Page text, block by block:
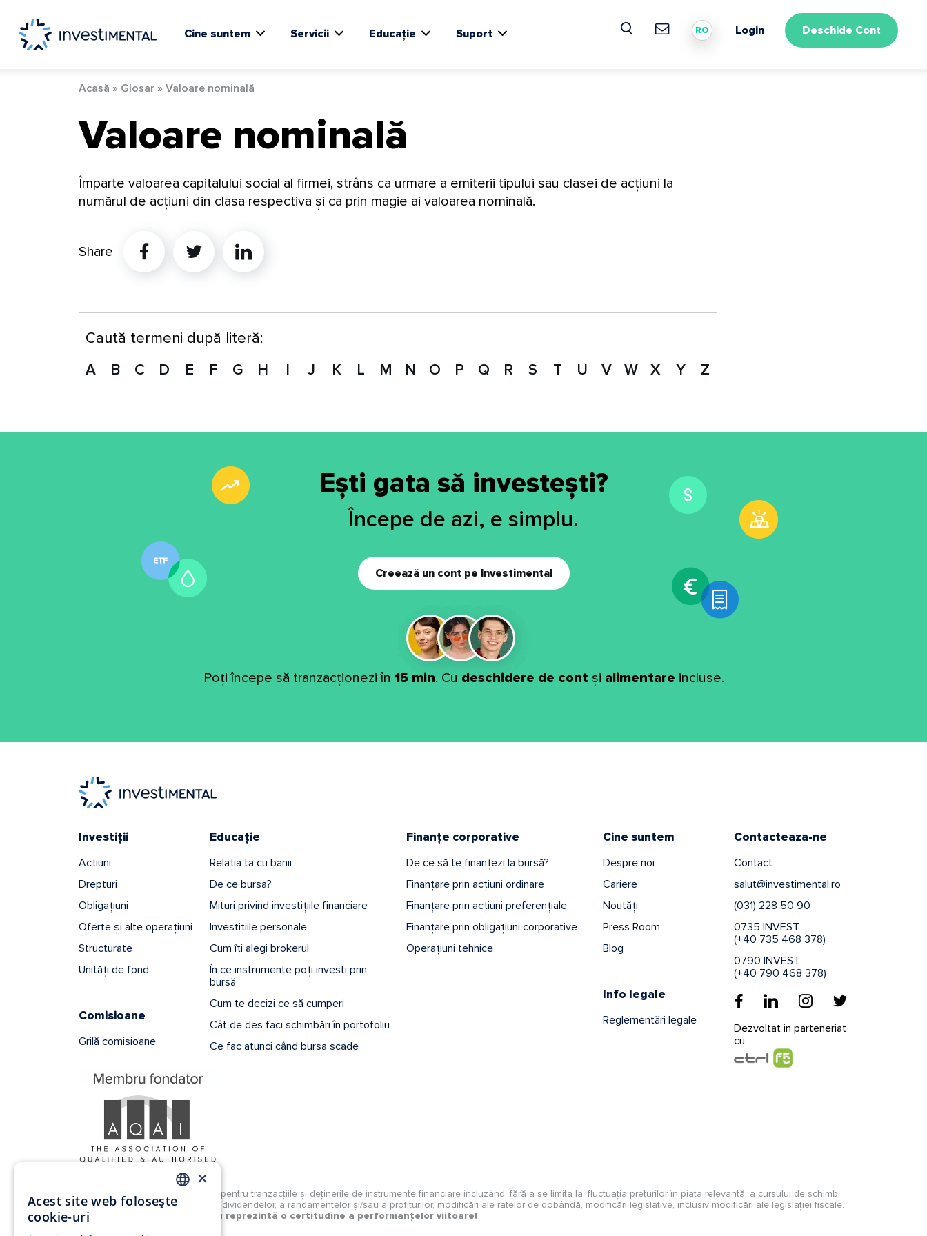
content
Cine suntem Servicii Educație Suport RO Login Deschide Cont
Acasă » Glosar » Valoare nominală
Valoare nominală
Împarte valoarea capitalului social al firmei, strâns ca urmare a emiterii tipului sau clasei de acțiuni la
numărul de acțiuni din clasa respectiva și ca prin magie ai valoarea nominală.
Share TwitterLinkedin
Caută termeni după literă:
A
B C D E F G H I J K L M N O P Q R S T U V W X Y Z
Ești gata să investești?
Începe de azi, e simplu.
Creează un cont pe Investimental
Poți începe să tranzacționezi în 15 min. Cu deschidere de cont și alimentare incluse.
Investiții
Acțiuni
Drepturi
Obligațiuni
Oferte și alte operațiuni
Structurate
Unități de fond
Comisioane
Grilă comisioane
Educație
Relația ta cu banii
De ce bursa?
Mituri privind investițiile financiare
Investițiile personale
Cum îți alegi brokerul
În ce instrumente poți investi prin
bursă
Cum te decizi ce să cumperi
Cât de des faci schimbări în portofoliu
Ce fac atunci când bursa scade
Finanțe corporative
De ce să te finanțezi la bursă?
Finanțare prin acțiuni ordinare
Finanțare prin acțiuni preferențiale
Finanțare prin obligațiuni corporative
Operațiuni tehnice
Cine suntem
Despre noi
Cariere
Noutăți
Press Room
Blog
Info legale
Reglementări legale
Contacteaza-ne
Contact
salut@investimental.ro
(031) 228 50 90
0735 INVEST
(+40 735 468 378)
0790 INVEST
(+40 790 468 378)
Dezvoltat in parteneriat
cu
Investițiile la bursă implică riscuri pentru tranzacțiile și deținerile de instrumente financiare incluzând, fără a se limita la: fluctuația preturilor în piața relevantă, a cursului de schimb,
lipsa predictibilității în distribuirea dividendelor, a randamentelor și/sau a profiturilor, modificări ale ratelor de dobândă, modificări legislative, inclusiv modificări ale legislației fiscale.
Performanțele anterioare nu reprezintă o certitudine a performanțelor viitoare!
ROMANIAN
×
Acest site web folosește
cookie-uri